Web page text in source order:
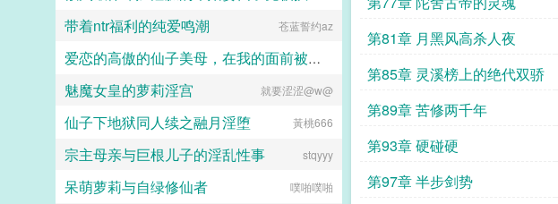
第81章 月黑风高杀人夜
第85章 灵溪榜上的绝代双骄
第89章 苦修两千年
第93章 硬碰硬
第97章 半步剑势
墨子U003
带着ntr福利的纯爱鸣潮 苍蓝誓约az
爱恋的高傲的仙子美母，在我的面前被宗门的敌手恶堕成满脑子肉棒的变态母猪，被穿上触手服被狠狠抽插
橘子爱吃橙子
魅魔女皇的萝莉淫宫 就要涩涩@w@
仙子下地狱同人续之融月淫堕 黃桃666
宗主母亲与巨根儿子的淫乱性事 stqyyy
呆萌萝莉与自绿修仙者 噗啪噗啪